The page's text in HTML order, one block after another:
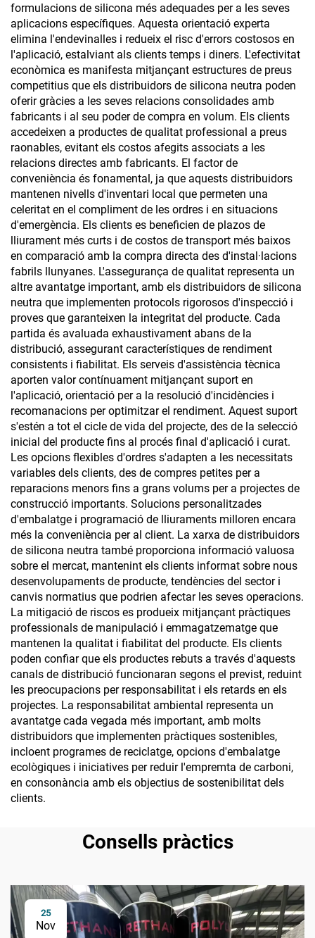
formulacions de silicona més adequades per a les seves
aplicacions específiques. Aquesta orientació experta
elimina l'endevinalles i redueix el risc d'errors costosos en
l'aplicació, estalviant als clients temps i diners. L'efectivitat
econòmica es manifesta mitjançant estructures de preus
competitius que els distribuidors de silicona neutra poden
oferir gràcies a les seves relacions consolidades amb
fabricants i al seu poder de compra en volum. Els clients
accedeixen a productes de qualitat professional a preus
raonables, evitant els costos afegits associats a les
relacions directes amb fabricants. El factor de
conveniència és fonamental, ja que aquests distribuidors
mantenen nivells d'inventari local que permeten una
celeritat en el compliment de les ordres i en situacions
d'emergència. Els clients es beneficien de plazos de
lliurament més curts i de costos de transport més baixos
en comparació amb la compra directa des d'instal·lacions
fabrils llunyanes. L'assegurança de qualitat representa un
altre avantatge important, amb els distribuidors de silicona
neutra que implementen protocols rigorosos d'inspecció i
proves que garanteixen la integritat del producte. Cada
partida és avaluada exhaustivament abans de la
distribució, assegurant característiques de rendiment
consistents i fiabilitat. Els serveis d'assistència tècnica
aporten valor contínuament mitjançant suport en
l'aplicació, orientació per a la resolució d'incidències i
recomanacions per optimitzar el rendiment. Aquest suport
s'estén a tot el cicle de vida del projecte, des de la selecció
inicial del producte fins al procés final d'aplicació i curat.
Les opcions flexibles d'ordres s'adapten a les necessitats
variables dels clients, des de compres petites per a
reparacions menors fins a grans volums per a projectes de
construcció importants. Solucions personalitzades
d'embalatge i programació de lliuraments milloren encara
més la conveniència per al client. La xarxa de distribuidors
de silicona neutra també proporciona informació valuosa
sobre el mercat, mantenint els clients informat sobre nous
desenvolupaments de producte, tendències del sector i
canvis normatius que podrien afectar les seves operacions.
La mitigació de riscos es produeix mitjançant pràctiques
professionals de manipulació i emmagatzematge que
mantenen la qualitat i fiabilitat del producte. Els clients
poden confiar que els productes rebuts a través d'aquests
canals de distribució funcionaran segons el previst, reduint
les preocupacions per responsabilitat i els retards en els
projectes. La responsabilitat ambiental representa un
avantatge cada vegada més important, amb molts
distribuidors que implementen pràctiques sostenibles,
incloent programes de reciclatge, opcions d'embalatge
ecològiques i iniciatives per reduir l'empremta de carboni,
en consonància amb els objectius de sostenibilitat dels
clients.
Consells pràctics
25
Nov